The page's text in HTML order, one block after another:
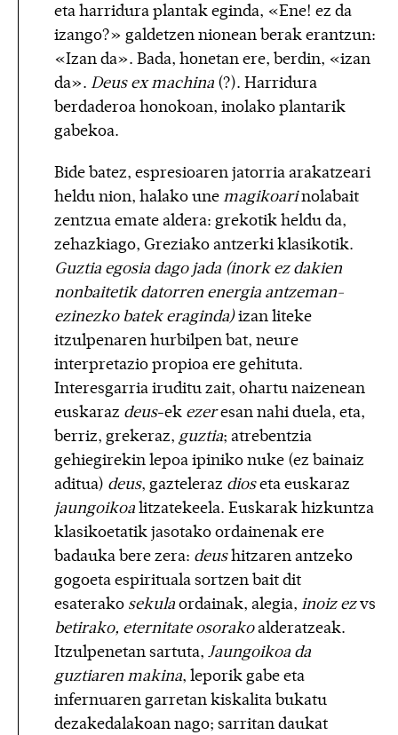
eta harridura plantak eginda, «Ene! ez da
izango?» galdetzen nionean berak erantzun:
«Izan da». Bada, honetan ere, berdin, «izan
da». Deus ex machina (?). Harridura
berdaderoa honokoan, inolako plantarik
gabekoa.
Bide batez, espresioaren jatorria arakatzeari
heldu nion, halako unemagikoarinolabait
zentzua emate aldera: grekotik heldu da,
zehazkiago, Greziako antzerki klasikotik.
Guztia egosia dago jada (inork ez dakien
nonbaitetik datorren energia antzeman-
ezinezko batek eraginda)izan liteke
itzulpenaren hurbilpen bat, neure
interpretazio propioa ere gehituta.
Interesgarria iruditu zait, ohartu naizenean
euskaraz deus-ek ezeresan nahi duela, eta,
berriz, grekeraz, guztia; atrebentzia
gehiegirekin lepoa ipiniko nuke (ez bainaiz
aditua) deus, gazteleraz dioseta euskaraz
jaungoikoalitzatekeela. Euskarak hizkuntza
klasikoetatik jasotako ordainenak ere
badauka bere zera: deushitzaren antzeko
gogoeta espirituala sortzen bait dit
esaterako sekulaordainak, alegia, inoiz ezvs
betirako, eternitate osorakoalderatzeak.
Itzulpenetan sartuta, Jaungoikoa da
guztiaren makina, leporik gabe eta
infernuaren garretan kiskalita bukatu
dezakedalakoan nago; sarritan daukat